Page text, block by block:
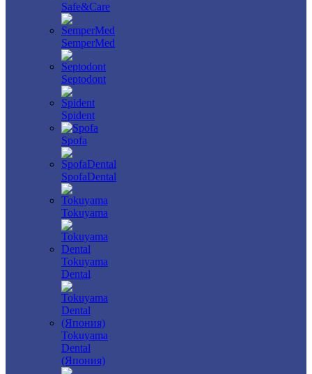
Safe&Care
SemperMed
Septodont
Spident
Spofa
SpofaDental
Tokuyama
Tokuyama
Dental
Tokuyama
Dental
(Япония)